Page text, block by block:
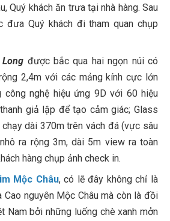
Quý khách ăn trưa tại nhà hàng. Sau
đưa Quý khách đi tham quan chụp
được bắc qua hai ngọn núi có
2,4m với các mảng kính cực lớn
công nghệ hiệu ứng 9D với 60 hiệu
giả lập để tạo cảm giác; Glass
dài 370m trên vách đá (vực sâu
ra rộng 3m, dài 5m view ra toàn
hàng chụp ảnh check in.
Mộc Châu, có lẽ đây không chỉ là
nguyên Mộc Châu mà còn là đồi
Nam bởi những luống chè xanh mởn